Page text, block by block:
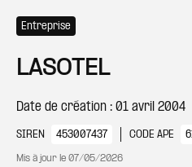
Entreprise
LASOTEL
Date de création : 01 avril 2004
SIREN 453007437 CODE APE
Mis à jour le 07/05/2026